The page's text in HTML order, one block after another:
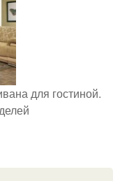
для гостиной.